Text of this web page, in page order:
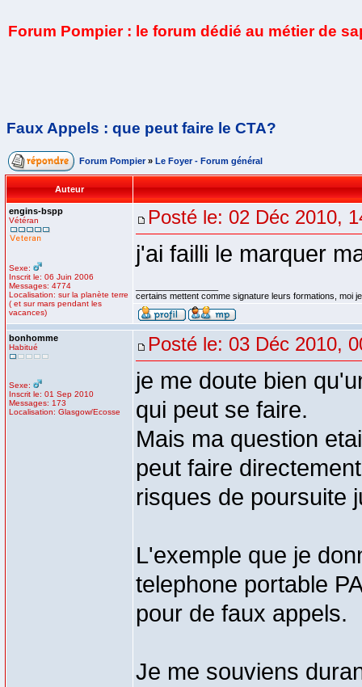
Forum Pompier : le forum dédié au métier de
Faux Appels : que peut faire le CTA?
Forum Pompier » Le Foyer - Forum général
Auteur
engins-bspp
Vétéran
Sexe:
Inscrit le: 06 Juin 2006
Messages: 4774
Localisation: sur la planète terre
( et sur mars pendant les
vacances)
Posté le: 02 Déc 2010,
j'ai failli le marquer
certains mettent comme signature leurs formations, moi
bonhomme
Habitué
Sexe:
Inscrit le: 01 Sep 2010
Messages: 173
Localisation: Glasgow/Ecosse
Posté le: 03 Déc 2010,
je me doute bien
qui peut se faire.
Mais ma question
peut faire
risques de poursuite
L'exemple que je
telephone portable
pour de faux appels.
Je me souviens